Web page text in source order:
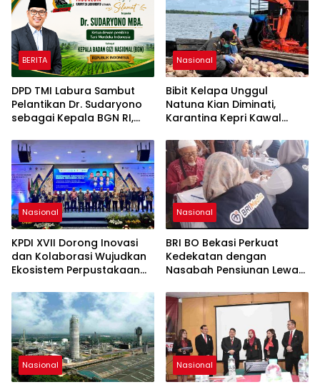
BERITA
DPD TMI Labura Sambut
Pelantikan Dr. Sudaryono
sebagai Kepala BGN RI,
Ketahanan Pangan dan
Gizi Nasional
Nasional
Bibit Kelapa Unggul
Natuna Kian Diminati,
Karantina Kepri Kawal
Bintan
Nasional
KPDI XVII Dorong Inovasi
dan Kolaborasi Wujudkan
Ekosistem Perpustakaan
Nasional
BRI BO Bekasi Perkuat
Kedekatan dengan
Nasabah Pensiunan Lewat
Nasional Nasional